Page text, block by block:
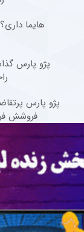
هایما
پژو پارس
پژو پارس
فروشش